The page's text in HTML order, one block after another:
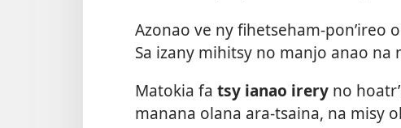
Azonao ve ny fihetseham-pon’ireo
Sa izany mihitsy no manjo anao na
Matokia fa tsy ianao irery no
manana olana ara-tsaina, na misy